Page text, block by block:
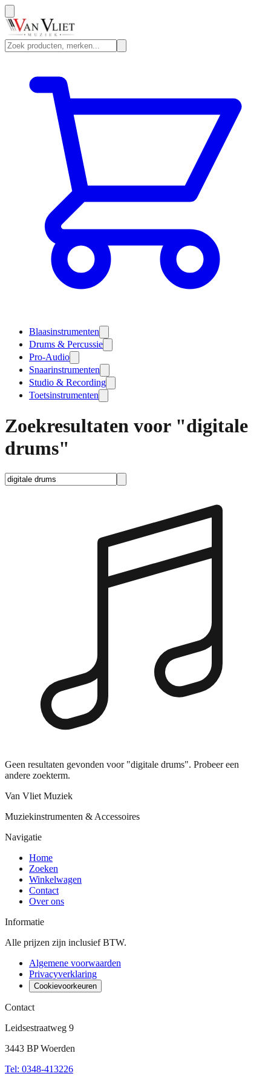
Blaasinstrumenten
Drums & Percussie
Pro-Audio
Snaarinstrumenten
Studio & Recording
Toetsinstrumenten
Zoekresultaten voor "digitale
drums"
Geen resultaten gevonden voor "digitale drums". Probeer een
andere zoekterm.
Van Vliet Muziek
Muziekinstrumenten & Accessoires
Navigatie
Home
Zoeken
Winkelwagen
Contact
Over ons
Informatie
Alle prijzen zijn inclusief BTW.
Algemene voorwaarden
Privacyverklaring
Cookievoorkeuren
Contact
Leidsestraatweg 9
3443 BP Woerden
Tel: 0348-413226